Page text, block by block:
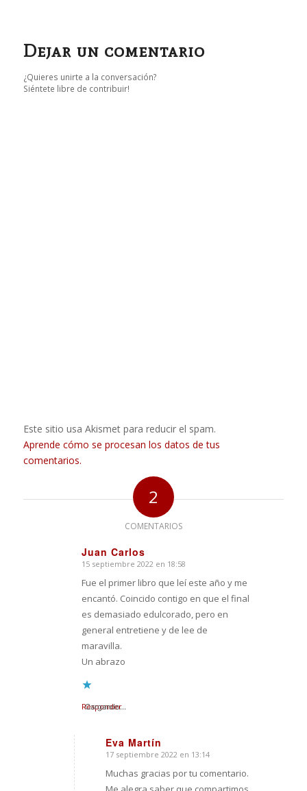
Dejar un comentario
¿Quieres unirte a la conversación?
Siéntete libre de contribuir!
Este sitio usa Akismet para reducir el spam.
Aprende cómo se procesan los datos de tus
comentarios.
2
COMENTARIOS
Juan Carlos
Dice:
15 septiembre 2022 en 18:58
Fue el primer libro que leí este año y me
encantó. Coincido contigo en que el final
es demasiado edulcorado, pero en
general entretiene y de lee de
maravilla.
Un abrazo
Cargando...
Responder
Eva Martín
Dice:
17 septiembre 2022 en 13:14
Muchas gracias por tu comentario.